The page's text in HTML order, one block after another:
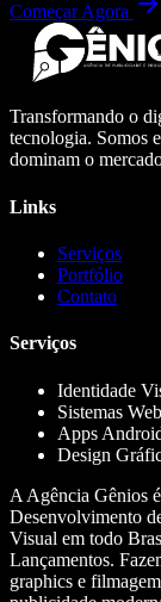
Começar Agora
Transformando o
tecnologia. Somos
dominam o
Links
Serviços
Portfólio
Contato
Serviços
Identidade
Sistemas Web
Apps
Design
A Agência Gênios
Desenvolvimento
Visual em todo
Lançamentos.
graphics e